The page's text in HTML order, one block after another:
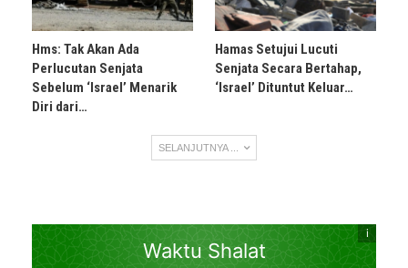
Hms: Tak Akan Ada
Perlucutan Senjata
Sebelum ‘Israel’ Menarik
Diri dari…
Hamas Setujui Lucuti
Senjata Secara Bertahap,
‘Israel’ Dituntut Keluar…
SELANJUTNYA ...